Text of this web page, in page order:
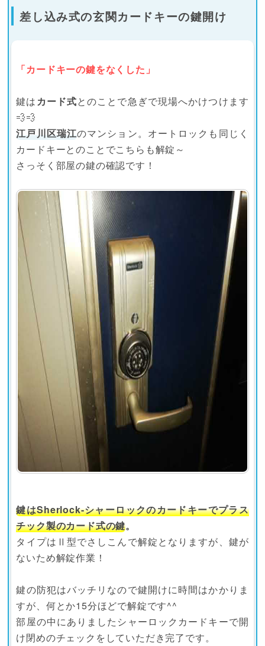
差し込み式の玄関カードキーの鍵開け
「カードキーの鍵をなくした」
鍵はカード式とのことで急ぎで現場へかけつけます
💨💨
江戸川区瑞江のマンション。オートロックも同じく
カードキーとのことでこちらも解錠～
さっそく部屋の鍵の確認です！
鍵はSherlock-シャーロックのカードキーでプラス
チック製のカード式の鍵。
タイプはⅡ型でさしこんで解錠となりますが、鍵が
ないため解錠作業！
鍵の防犯はバッチリなので鍵開けに時間はかかりま
すが、何とか15分ほどで解錠です^^
部屋の中にありましたシャーロックカードキーで開
け閉めのチェックをしていただき完了です。